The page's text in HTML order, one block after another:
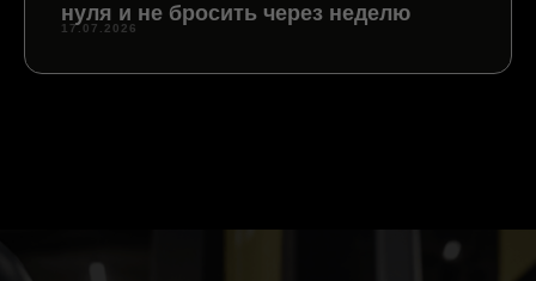
нуля и не бросить через неделю
17.07.2026